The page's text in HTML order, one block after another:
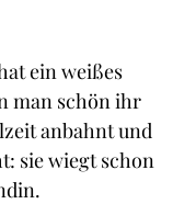
ein weißes
man schön ihr
anbahnt und
sie wiegt schon